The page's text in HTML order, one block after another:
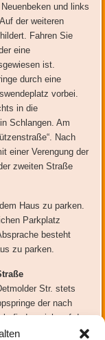
und links
der weiteren
Fahren Sie
eine
ist.
durch eine
vorbei.
in die
Schlangen. Am
Nach
einer Verengung der
zweiten Straße
Haus zu parken.
Parkplatz
besteht
zu parken.
Str. stets
der nach
sich auf der
fahren